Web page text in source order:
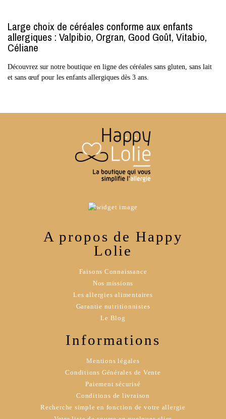
Large choix de céréales conforme aux enfants
allergiques : Valpibio, Orgran, Good Goût, Vitabio,
Céliane
Découvrez sur notre boutique en ligne des céréales sans gluten, sans lait
et sans œuf pour les enfants allergiques dès 3 ans.
A propos de Happy
Lolie
Faisons Connaissance
Nos missions
Les allergies alimentaires
Garantie nutritionnistes
Le Blog
Informations
Mentions légales
Conditions Générales de Vente
Paiement sécurisé
Conditions de livraison
Recherche simple en fonction de votre allergie